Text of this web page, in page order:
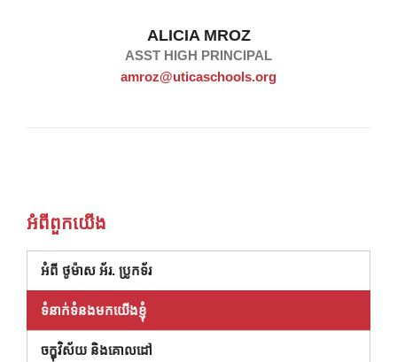
ALICIA MROZ
ASST HIGH PRINCIPAL
amroz@uticaschools.org
អំពី​ពួក​យើង
អំពី ថូម៉ាស អ័រ. ប្រូកទ័រ
ទំនាក់ទំនងមកយើងខ្ញុំ
ចក្ខុវិស័យ និងគោលដៅ